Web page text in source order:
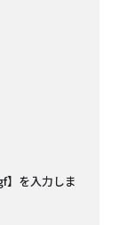
】を入力しま